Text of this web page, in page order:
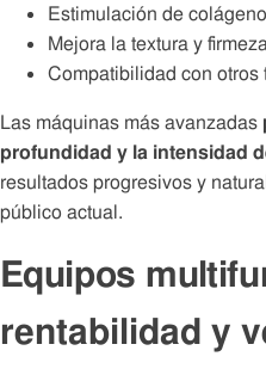
Estimulación de
Mejora la textura y
Compatibilidad con otros
Las máquinas más avanzadas
profundidad y la intensidad
resultados progresivos y
público actual.
Equipos
rentabilidad y